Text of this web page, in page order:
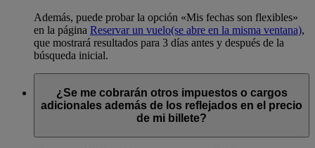
Además, puede probar la opción «Mis fechas son flexibles»
en la página Reservar un vuelo(se abre en la misma ventana),
que mostrará resultados para 3 días antes y después de la
búsqueda inicial.
¿Se me cobrarán otros impuestos o cargos
adicionales además de los reflejados en el precio
de mi billete?